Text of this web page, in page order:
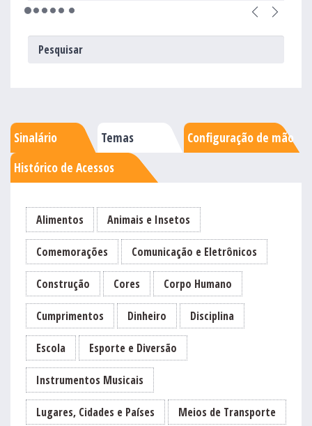
Sinalário Temas
Configuração de mão
Histórico de Acessos
Alimentos Animais e Insetos
Comemorações Comunicação e Eletrônicos
Construção Cores Corpo Humano
Cumprimentos Dinheiro Disciplina
Escola Esporte e Diversão
Instrumentos Musicais
Lugares, Cidades e Países Meios de Transporte